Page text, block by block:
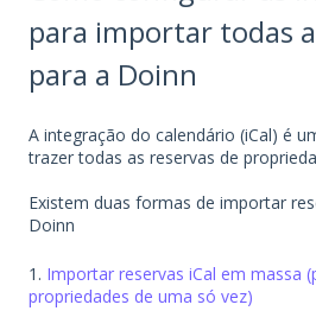
para importar todas
para a Doinn
A integração do calendário (iCal) é
trazer todas as reservas de
Existem duas formas de importar
Doinn
1. Importar reservas iCal em massa
propriedades de uma só vez)